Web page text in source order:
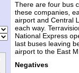
There are four bus
these companies,
airport and Central
each way.
National Express
last buses leaving
airport to the East
Negatives